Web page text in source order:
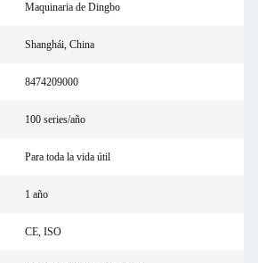
Maquinaria de Dingbo
Shanghái, China
8474209000
100 series/año
Para toda la vida útil
1 año
CE, ISO